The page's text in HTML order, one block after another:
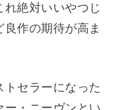
絶対いいやつじ
作の期待が高ま
トセラーになった